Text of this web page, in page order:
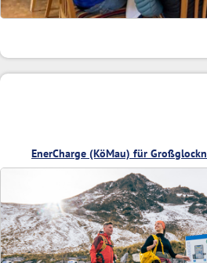
EnerCharge (KöMau) für